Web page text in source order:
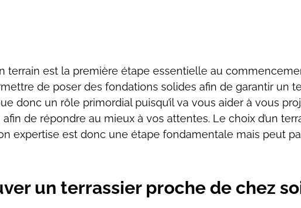
terrain est la première étape essentielle au
de poser des fondations solides afin de garantir un
donc un rôle primordial puisqu’il va vous aider à vous
de répondre au mieux à vos attentes. Le choix d’un
expertise est donc une étape fondamentale mais peut
un terrassier proche de chez